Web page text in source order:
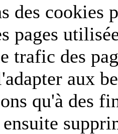
des cookies
pages
trafic des
aux
qu'à des